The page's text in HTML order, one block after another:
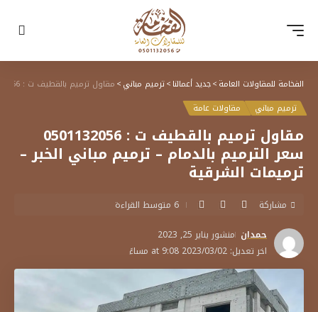
الفخامة للمقاولات العامة>جديد أعمالنا>ترميم مباني>مقاول ترميم بالقطيف ت : 0501132056 سعر الترميم بالدمام – ترميم مباني الخبر – ترميمات الشرقية
ترميم مباني
مقاولات عامة
مقاول ترميم بالقطيف ت : 0501132056
سعر الترميم بالدمام – ترميم مباني الخبر –
ترميمات الشرقية
اخر تعديل: 2023/03/02 at 9:08 مساءً
حمدان منشور يناير 25, 2023
مشاركة 6 متوسط القراءة